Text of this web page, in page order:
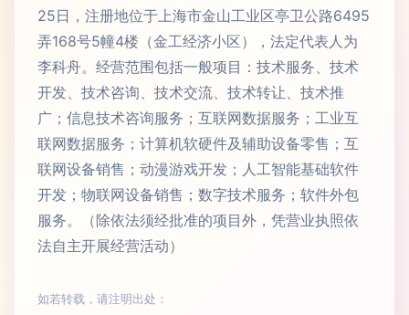
25日，注册地位于上海市金山工业区亭卫公路6495
弄168号5幢4楼（金工经济小区），法定代表人为
李科舟。经营范围包括一般项目：技术服务、技术
开发、技术咨询、技术交流、技术转让、技术推
广；信息技术咨询服务；互联网数据服务；工业互
联网数据服务；计算机软硬件及辅助设备零售；互
联网设备销售；动漫游戏开发；人工智能基础软件
开发；物联网设备销售；数字技术服务；软件外包
服务。（除依法须经批准的项目外，凭营业执照依
法自主开展经营活动）
如若转载，请注明出处：